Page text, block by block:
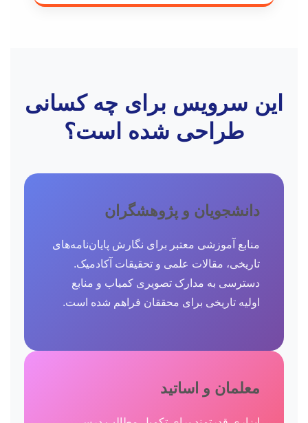
این سرویس برای چه کسانی
طراحی شده است؟
دانشجویان و پژوهشگران
منابع آموزشی معتبر برای نگارش پایان‌نامه‌های
تاریخی، مقالات علمی و تحقیقات آکادمیک.
دسترسی به مدارک تصویری کمیاب و منابع
اولیه تاریخی برای محققان فراهم شده است.
معلمان و اساتید